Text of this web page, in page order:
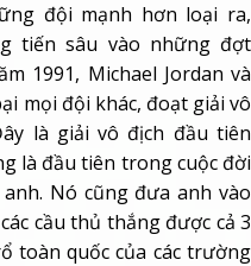
đội mạnh hơn loại ra,
tiến sâu vào những đợt
1991, Michael Jordan và
mọi đội khác, đoạt giải vô
là giải vô địch đầu tiên
là đầu tiên trong cuộc đời
Nó cũng đưa anh vào
cầu thủ thắng được cả 3
toàn quốc của các trường